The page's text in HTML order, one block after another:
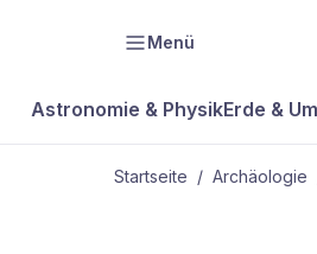
Menü
Astronomie & PhysikErde &
Startseite / Archäologie